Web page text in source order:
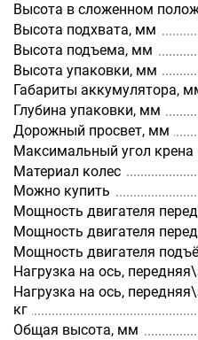
Высота в сложенном
Высота подхвата, мм
Высота подъема, мм
Высота упаковки, мм
Габариты аккумулятора,
Глубина упаковки, мм
Дорожный просвет, мм
Максимальный угол крена
Материал колес
Можно купить
Мощность двигателя
Мощность двигателя
Мощность двигателя
Нагрузка на ось,
Нагрузка на ось,
кг
Общая высота, мм